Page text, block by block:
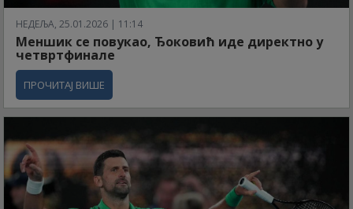
НЕДЕЉА, 25.01.2026 | 11:14
Меншик се повукао, Ђоковић иде директно у
четвртфинале
ПРОЧИТАЈ ВИШЕ